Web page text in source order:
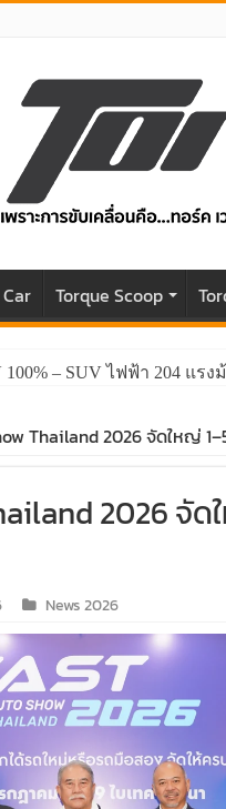
Torque Scoop
100% – SUV ไฟฟ้า 204 แร
Thailand 2026 จัดใหญ่
2026 จัด
News 2026